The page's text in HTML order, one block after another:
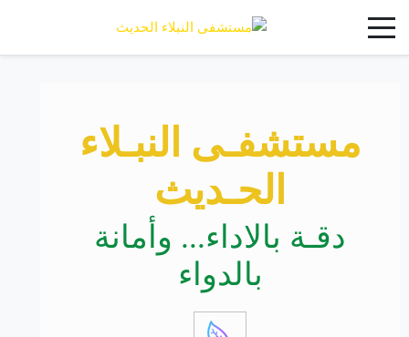
مستشفـى النبـلاء
الحـديث
دقـة بالاداء... وأمانة
بالدواء